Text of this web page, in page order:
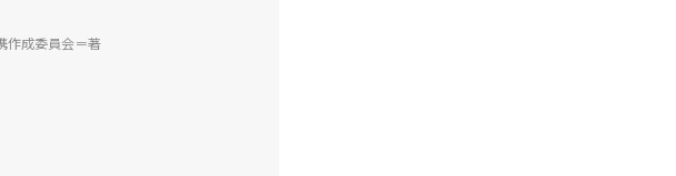
作成委員会＝著